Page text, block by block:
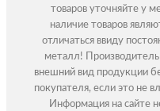
товаров уточняйте у
наличие товаров
отличаться ввиду
металл! Производитель
внешний вид продукции
покупателя, если это не
Информация на сайте